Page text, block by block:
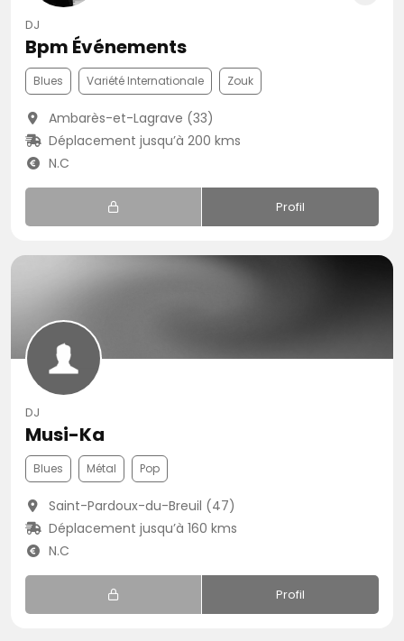
DJ
Bpm Événements
Blues Variété Internationale Zouk
Ambarès-et-Lagrave (33)
Déplacement jusqu’à 200 kms
N.C
Profil
DJ
Musi-Ka
Blues Métal Pop
Saint-Pardoux-du-Breuil (47)
Déplacement jusqu’à 160 kms
N.C
Profil